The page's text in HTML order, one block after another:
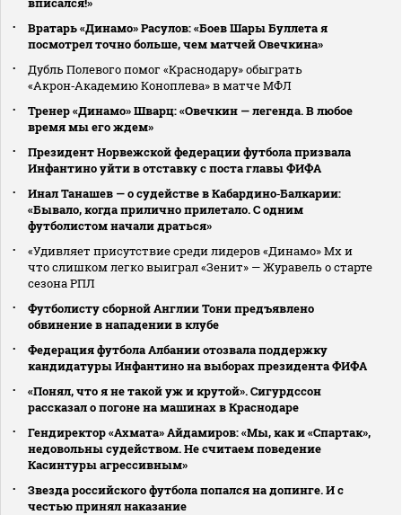
Вратарь «Динамо» Расулов: «Боев Шары Буллета я
посмотрел точно больше, чем матчей Овечкина»
Дубль Полевого помог «Краснодару» обыграть
«Акрон‑Академию Коноплева» в матче МФЛ
Тренер «Динамо» Шварц: «Овечкин — легенда. В любое
время мы его ждем»
Президент Норвежской федерации футбола призвала
Инфантино уйти в отставку с поста главы ФИФА
Инал Танашев — о судействе в Кабардино‑Балкарии:
«Бывало, когда прилично прилетало. С одним
футболистом начали драться»
«Удивляет присутствие среди лидеров «Динамо» Мх и
что слишком легко выиграл «Зенит» — Журавель о старте
сезона РПЛ
Футболисту сборной Англии Тони предъявлено
обвинение в нападении в клубе
Федерация футбола Албании отозвала поддержку
кандидатуры Инфантино на выборах президента ФИФА
«Понял, что я не такой уж и крутой». Сигурдссон
рассказал о погоне на машинах в Краснодаре
Гендиректор «Ахмата» Айдамиров: «Мы, как и «Спартак»,
недовольны судейством. Не считаем поведение
Касинтуры агрессивным»
Звезда российского футбола попался на допинге. И с
честью принял наказание